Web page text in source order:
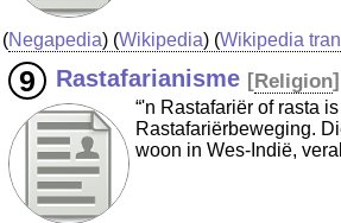
(Negapedia) (Wikipedia) (Wikipedia
Rastafarianisme [Religion]
“'n Rastafariër of rasta
Rastafariërbeweging.
woon in Wes-Indië,